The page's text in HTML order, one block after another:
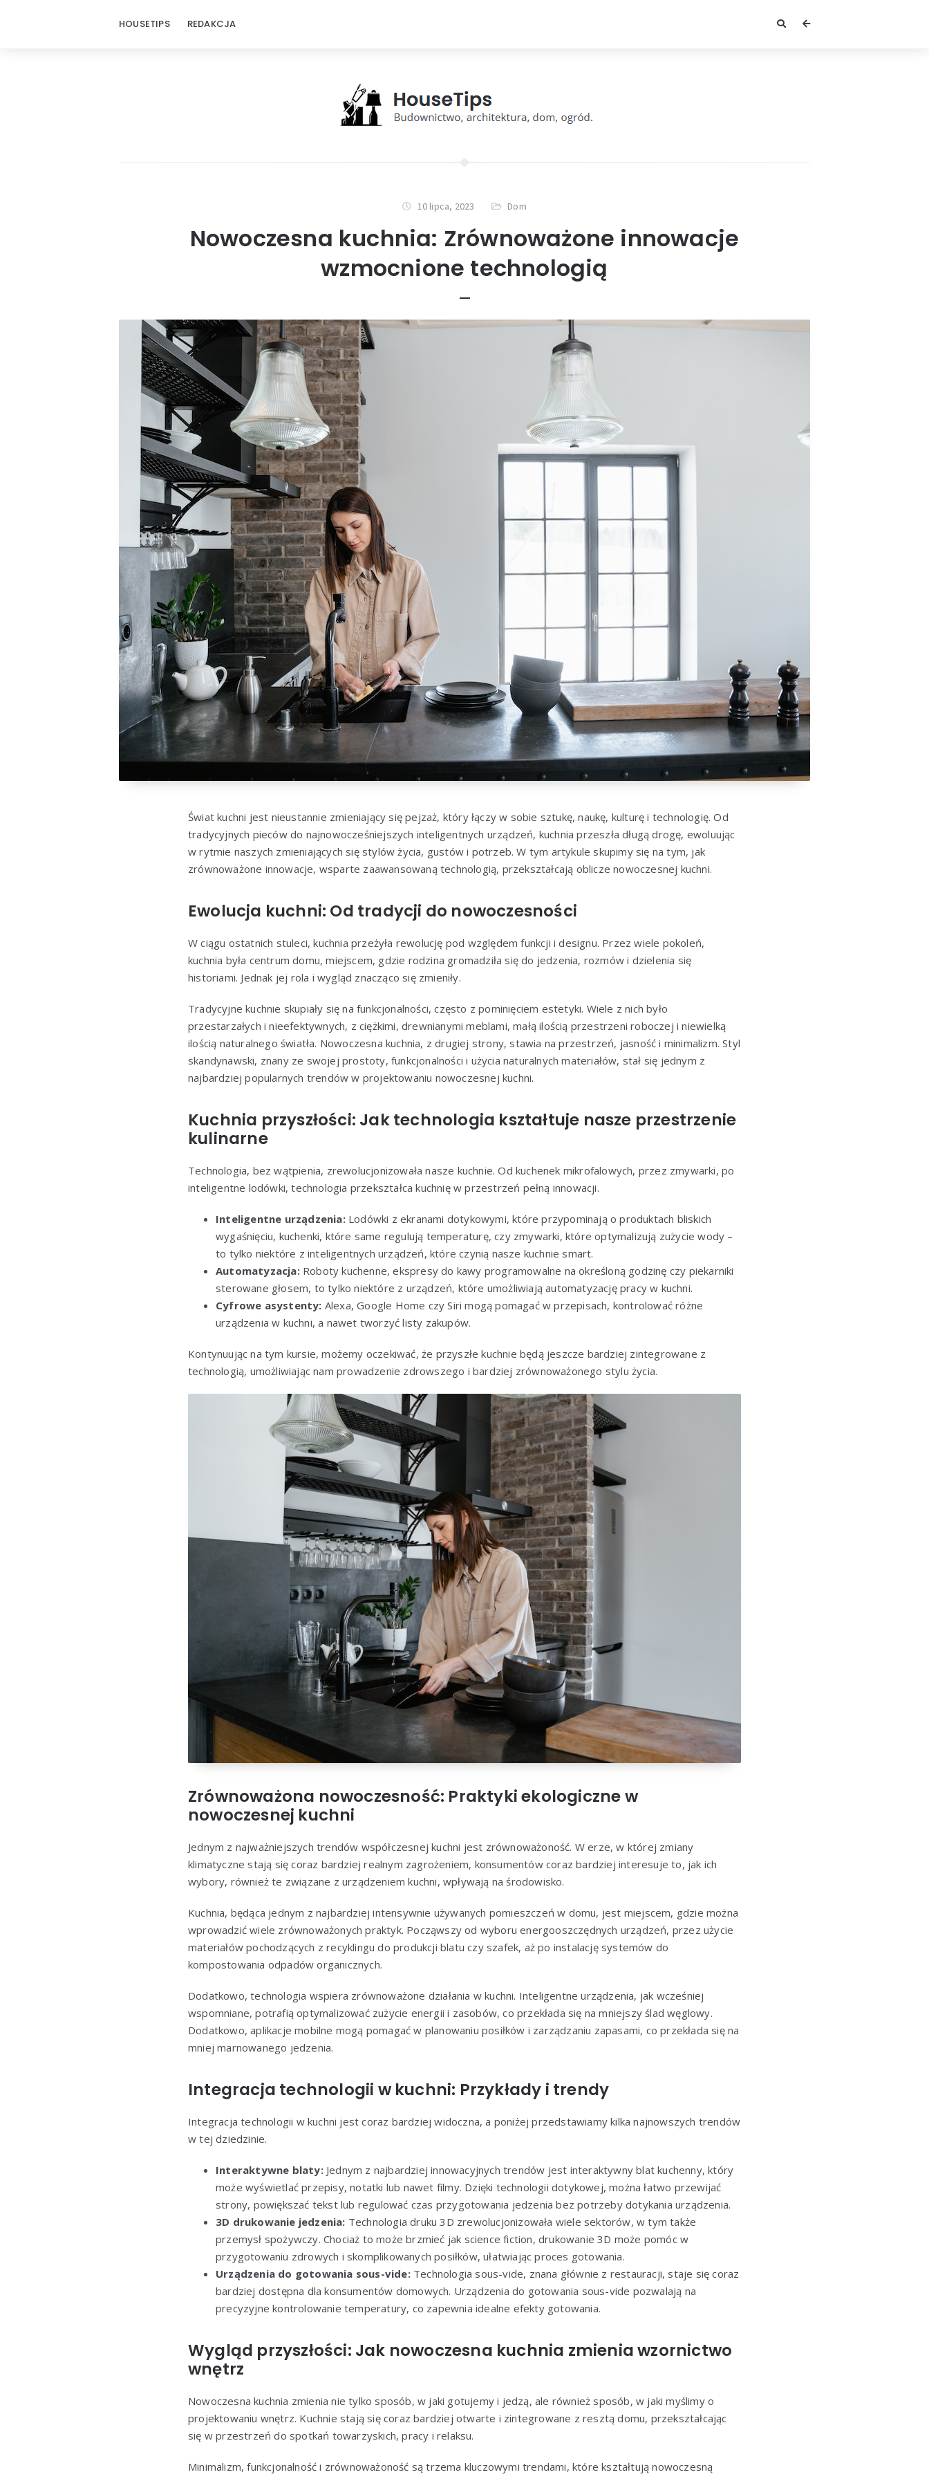
HOUSETIPS REDAKCJA
10 lipca, 2023 Dom
Nowoczesna kuchnia: Zrównoważone innowacje
wzmocnione technologią
Świat kuchni jest nieustannie zmieniający się pejzaż, który łączy w sobie sztukę, naukę, kulturę i technologię. Od
tradycyjnych pieców do najnowocześniejszych inteligentnych urządzeń, kuchnia przeszła długą drogę, ewoluując
w rytmie naszych zmieniających się stylów życia, gustów i potrzeb. W tym artykule skupimy się na tym, jak
zrównoważone innowacje, wsparte zaawansowaną technologią, przekształcają oblicze nowoczesnej kuchni.
Ewolucja kuchni: Od tradycji do nowoczesności
W ciągu ostatnich stuleci, kuchnia przeżyła rewolucję pod względem funkcji i designu. Przez wiele pokoleń,
kuchnia była centrum domu, miejscem, gdzie rodzina gromadziła się do jedzenia, rozmów i dzielenia się
historiami. Jednak jej rola i wygląd znacząco się zmieniły.
Tradycyjne kuchnie skupiały się na funkcjonalności, często z pominięciem estetyki. Wiele z nich było
przestarzałych i nieefektywnych, z ciężkimi, drewnianymi meblami, małą ilością przestrzeni roboczej i niewielką
ilością naturalnego światła. Nowoczesna kuchnia, z drugiej strony, stawia na przestrzeń, jasność i minimalizm. Styl
skandynawski, znany ze swojej prostoty, funkcjonalności i użycia naturalnych materiałów, stał się jednym z
najbardziej popularnych trendów w projektowaniu nowoczesnej kuchni.
Kuchnia przyszłości: Jak technologia kształtuje nasze przestrzenie
kulinarne
Technologia, bez wątpienia, zrewolucjonizowała nasze kuchnie. Od kuchenek mikrofalowych, przez zmywarki, po
inteligentne lodówki, technologia przekształca kuchnię w przestrzeń pełną innowacji.
Inteligentne urządzenia:Lodówki z ekranami dotykowymi, które przypominają o produktach bliskich
wygaśnięciu, kuchenki, które same regulują temperaturę, czy zmywarki, które optymalizują zużycie wody –
to tylko niektóre z inteligentnych urządzeń, które czynią nasze kuchnie smart.
Automatyzacja:Roboty kuchenne, ekspresy do kawy programowalne na określoną godzinę czy piekarniki
sterowane głosem, to tylko niektóre z urządzeń, które umożliwiają automatyzację pracy w kuchni.
Cyfrowe asystenty: Alexa, Google Home czy Siri mogą pomagać w przepisach, kontrolować różne
urządzenia w kuchni, a nawet tworzyć listy zakupów.
Kontynuując na tym kursie, możemy oczekiwać, że przyszłe kuchnie będą jeszcze bardziej zintegrowane z
technologią, umożliwiając nam prowadzenie zdrowszego i bardziej zrównoważonego stylu życia.
Zrównoważona nowoczesność: Praktyki ekologiczne w
nowoczesnej kuchni
Jednym z najważniejszych trendów współczesnej kuchni jest zrównoważoność. W erze, w której zmiany
klimatyczne stają się coraz bardziej realnym zagrożeniem, konsumentów coraz bardziej interesuje to, jak ich
wybory, również te związane z urządzeniem kuchni, wpływają na środowisko.
Kuchnia, będąca jednym z najbardziej intensywnie używanych pomieszczeń w domu, jest miejscem, gdzie można
wprowadzić wiele zrównoważonych praktyk. Począwszy od wyboru energooszczędnych urządzeń, przez użycie
materiałów pochodzących z recyklingu do produkcji blatu czy szafek, aż po instalację systemów do
kompostowania odpadów organicznych.
Dodatkowo, technologia wspiera zrównoważone działania w kuchni. Inteligentne urządzenia, jak wcześniej
wspomniane, potrafią optymalizować zużycie energii i zasobów, co przekłada się na mniejszy ślad węglowy.
Dodatkowo, aplikacje mobilne mogą pomagać w planowaniu posiłków i zarządzaniu zapasami, co przekłada się na
mniej marnowanego jedzenia.
Integracja technologii w kuchni: Przykłady i trendy
Integracja technologii w kuchni jest coraz bardziej widoczna, a poniżej przedstawiamy kilka najnowszych trendów
w tej dziedzinie.
Interaktywne blaty:Jednym z najbardziej innowacyjnych trendów jest interaktywny blat kuchenny, który
może wyświetlać przepisy, notatki lub nawet filmy. Dzięki technologii dotykowej, można łatwo przewijać
strony, powiększać tekst lub regulować czas przygotowania jedzenia bez potrzeby dotykania urządzenia.
3D drukowanie jedzenia: Technologia druku 3D zrewolucjonizowała wiele sektorów, w tym także
przemysł spożywczy. Chociaż to może brzmieć jak science fiction, drukowanie 3D może pomóc w
przygotowaniu zdrowych i skomplikowanych posiłków, ułatwiając proces gotowania.
Urządzenia do gotowania sous-vide:Technologia sous-vide, znana głównie z restauracji, staje się coraz
bardziej dostępna dla konsumentów domowych. Urządzenia do gotowania sous-vide pozwalają na
precyzyjne kontrolowanie temperatury, co zapewnia idealne efekty gotowania.
Wygląd przyszłości: Jak nowoczesna kuchnia zmienia wzornictwo
wnętrz
Nowoczesna kuchnia zmienia nie tylko sposób, w jaki gotujemy i jedzą, ale również sposób, w jaki myślimy o
projektowaniu wnętrz. Kuchnie stają się coraz bardziej otwarte i zintegrowane z resztą domu, przekształcając
się w przestrzeń do spotkań towarzyskich, pracy i relaksu.
Minimalizm, funkcjonalność i zrównoważoność są trzema kluczowymi trendami, które kształtują nowoczesną